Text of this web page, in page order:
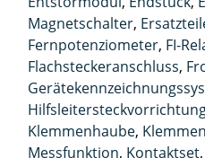
Magnetschalter,
Fernpotenziometer, FI-
Flachsteckeranschluss,
Klemmenhaube,
Messfunktion, Kontaktset,